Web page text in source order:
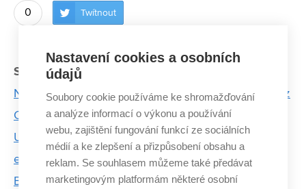
0 Twítnout
Související články:
Nedostatek žen v technických oborech řeší studie z
Centra SIX
Unikátní systém umí včas varovat před požárem v
elektrárnách
Bolesti čelistí pomůže řešit unikátní software
Nastavení cookies a osobních
údajů
Soubory cookie používáme ke shromažďování
a analýze informací o výkonu a používání
webu, zajištění fungování funkcí ze sociálních
médií a ke zlepšení a přizpůsobení obsahu a
reklam. Se souhlasem můžeme také předávat
marketingovým platformám některé osobní